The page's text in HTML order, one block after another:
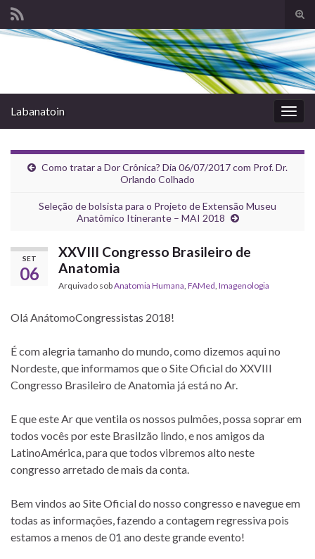
de
Search for:
Labanatoin
Como tratar a Dor Crônica? Dia 06/07/2017 com Prof. Dr.
Orlando Colhado
Seleção de bolsista para o Projeto de Extensão Museu
Anatômico Itinerante – MAI 2018
SET
06
XXVIII Congresso Brasileiro de
Anatomia
Arquivado sobAnatomia Humana, FAMed, Imagenologia
Olá AnátomoCongressistas 2018!
É com alegria tamanho do mundo, como dizemos aqui no
Nordeste, que informamos que o Site Oficial do XXVIII
Congresso Brasileiro de Anatomia já está no Ar.
E que este Ar que ventila os nossos pulmões, possa soprar em
todos vocês por este Brasilzão lindo, e nos amigos da
LatinoAmérica, para que todos vibremos alto neste
congresso arretado de mais da conta.
Bem vindos ao Site Oficial do nosso congresso e navegue em
todas as informações, fazendo a contagem regressiva pois
estamos a menos de 01 ano deste grande evento!